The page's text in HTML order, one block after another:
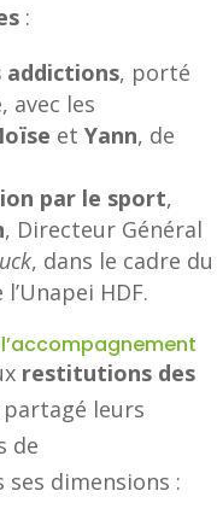
:
, porté
avec les
et Yann, de
par le sport,
, Directeur Général
, dans le cadre du
l’Unapei HDF.
restitutions des
leurs
de
ses dimensions :